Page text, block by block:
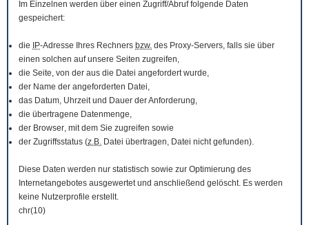
Im Einzelnen werden über einen Zugriff/Abruf folgende Daten
gespeichert:
die IP-Adresse Ihres Rechners bzw. des Proxy-Servers, falls sie über
einen solchen auf unsere Seiten zugreifen,
die Seite, von der aus die Datei angefordert wurde,
der Name der angeforderten Datei,
das Datum, Uhrzeit und Dauer der Anforderung,
die übertragene Datenmenge,
der Browser, mit dem Sie zugreifen sowie
der Zugriffsstatus (z.B. Datei übertragen, Datei nicht gefunden).
Diese Daten werden nur statistisch sowie zur Optimierung des
Internetangebotes ausgewertet und anschließend gelöscht. Es werden
keine Nutzerprofile erstellt.
chr(10)